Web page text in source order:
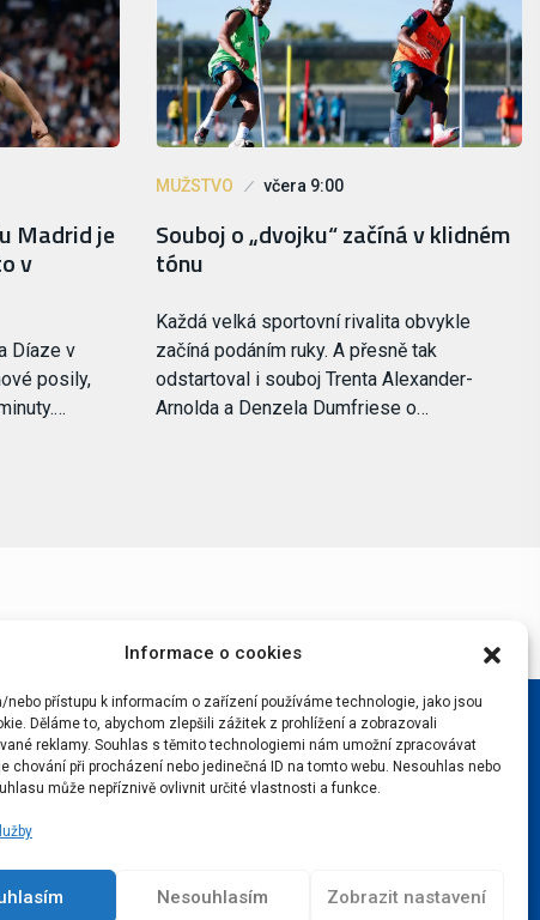
Informace o cookies
nebo přístupu k informacím o zařízení používáme technologie, jako jsou
Děláme to, abychom zlepšili zážitek z prohlížení a zobrazovali
reklamy. Souhlas s těmito technologiemi nám umožní zpracovávat
chování při procházení nebo jedinečná ID na tomto webu. Nesouhlas nebo
může nepříznivě ovlivnit určité vlastnosti a funkce.
Nesouhlasím Zobrazit nastavení
Madrid je
v
Díaze v
posily,
MUŽSTVO včera 9:00
Souboj o „dvojku“ začíná v klidném
tónu
Každá velká sportovní rivalita obvykle
začíná podáním ruky. A přesně tak
odstartoval i souboj Trenta Alexander-
Arnolda a Denzela Dumfriese o…